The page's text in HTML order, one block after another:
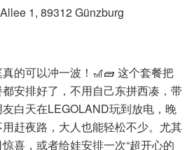
1, 89312 Günzburg
的可以冲一波！🎢🧱 这个套餐把
安排好了，不用自己东拼西凑，带
白天在LEGOLAND玩到放电，晚
赶夜路，大人也能轻松不少。尤其
喜，或者给娃安排一次“超开心的